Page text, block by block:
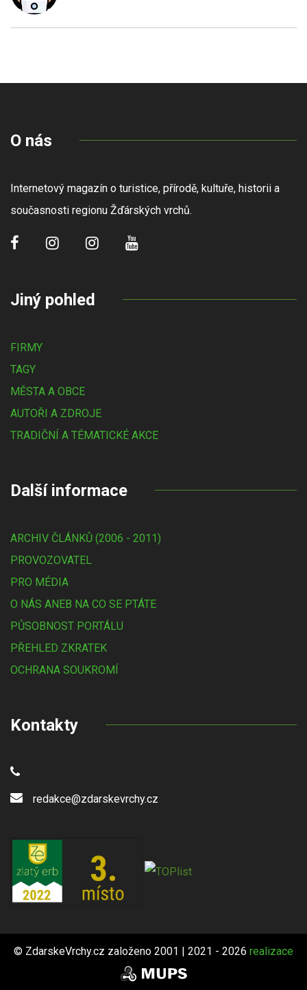
O nás
Internetový magazín o turistice, přírodě, kultuře, historii a
současnosti regionu Žďárských vrchů.
Jiný pohled
FIRMY
TAGY
MĚSTA A OBCE
AUTOŘI A ZDROJE
TRADIČNÍ A TÉMATICKÉ AKCE
Další informace
ARCHIV ČLÁNKŮ (2006 - 2011)
PROVOZOVATEL
PRO MÉDIA
O NÁS ANEB NA CO SE PTÁTE
PŮSOBNOST PORTÁLU
PŘEHLED ZKRATEK
OCHRANA SOUKROMÍ
Kontakty
redakce@zdarskevrchy.cz
© ZdarskeVrchy.cz založeno 2001 | 2021 - 2026 realizace